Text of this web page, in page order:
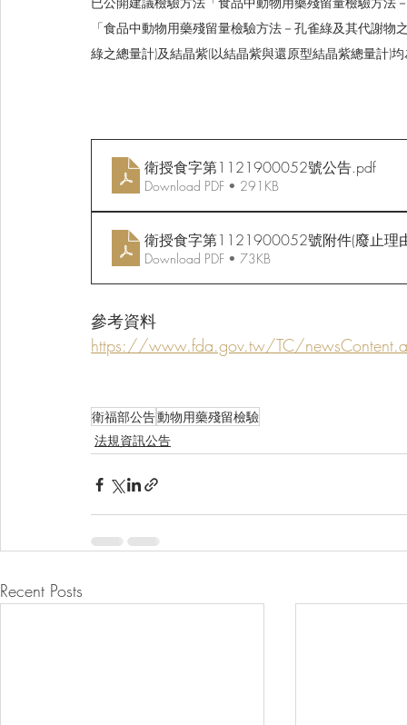
「食品中動物用藥殘留量檢驗方法－孔雀綠及其代謝
綠之總量計)及結晶紫(以結晶紫與還原型結晶紫總量計)
衛授食字第1121900052號公告.pdf
Download PDF • 291KB
衛授食字第1121900052號附件(廢止理
Download PDF • 73KB
參考資料
https://www.fda.gov.tw/TC/
衛福部公告動物用藥殘留檢驗
法規資訊公告
Recent Posts